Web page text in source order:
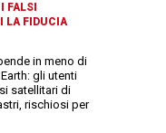
FALSI
LA FIDUCIA
in meno di
gli utenti
satellitari di
rischiosi per